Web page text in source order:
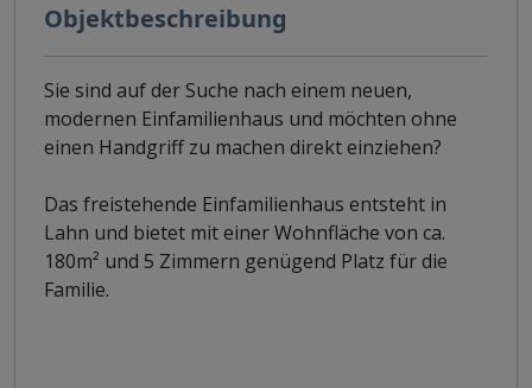
Objektbeschreibung
Sie sind auf der Suche nach einem neuen,
modernen Einfamilienhaus und möchten ohne
einen Handgriff zu machen direkt einziehen?
Das freistehende Einfamilienhaus entsteht in
Lahn und bietet mit einer Wohnfläche von ca.
180m² und 5 Zimmern genügend Platz für die
Familie.